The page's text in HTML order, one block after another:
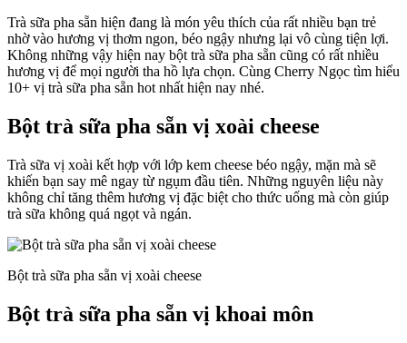
Trà sữa pha sẵn hiện đang là món yêu thích của rất nhiều bạn trẻ
nhờ vào hương vị thơm ngon, béo ngậy nhưng lại vô cùng tiện lợi.
Không những vậy hiện nay bột trà sữa pha sẵn cũng có rất nhiều
hương vị để mọi người tha hồ lựa chọn. Cùng Cherry Ngọc tìm hiểu
10+ vị trà sữa pha sẵn hot nhất hiện nay nhé.
Bột trà sữa pha sẵn vị xoài cheese
Trà sữa vị xoài kết hợp với lớp kem cheese béo ngậy, mặn mà sẽ
khiến bạn say mê ngay từ ngụm đầu tiên. Những nguyên liệu này
không chỉ tăng thêm hương vị đặc biệt cho thức uống mà còn giúp
trà sữa không quá ngọt và ngán.
Bột trà sữa pha sẵn vị xoài cheese
Bột trà sữa pha sẵn vị khoai môn